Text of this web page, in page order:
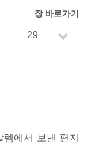
장 바로가기
에서 보낸 편지